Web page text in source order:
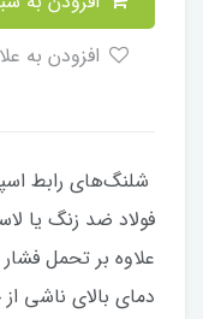
شلنگ‌های رابط
فولاد ضد زنگ یا
علاوه بر تحمل
دمای بالای ناشی